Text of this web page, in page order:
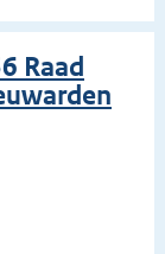
Raad